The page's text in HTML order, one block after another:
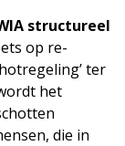
structureel
op re-
ter
het
die in